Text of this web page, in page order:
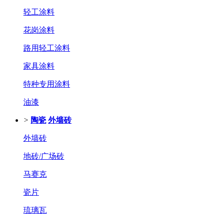
轻工涂料
花岗涂料
路用轻工涂料
家具涂料
特种专用涂料
油漆
> 陶瓷 外墙砖
外墙砖
地砖/广场砖
马赛克
瓷片
琉璃瓦